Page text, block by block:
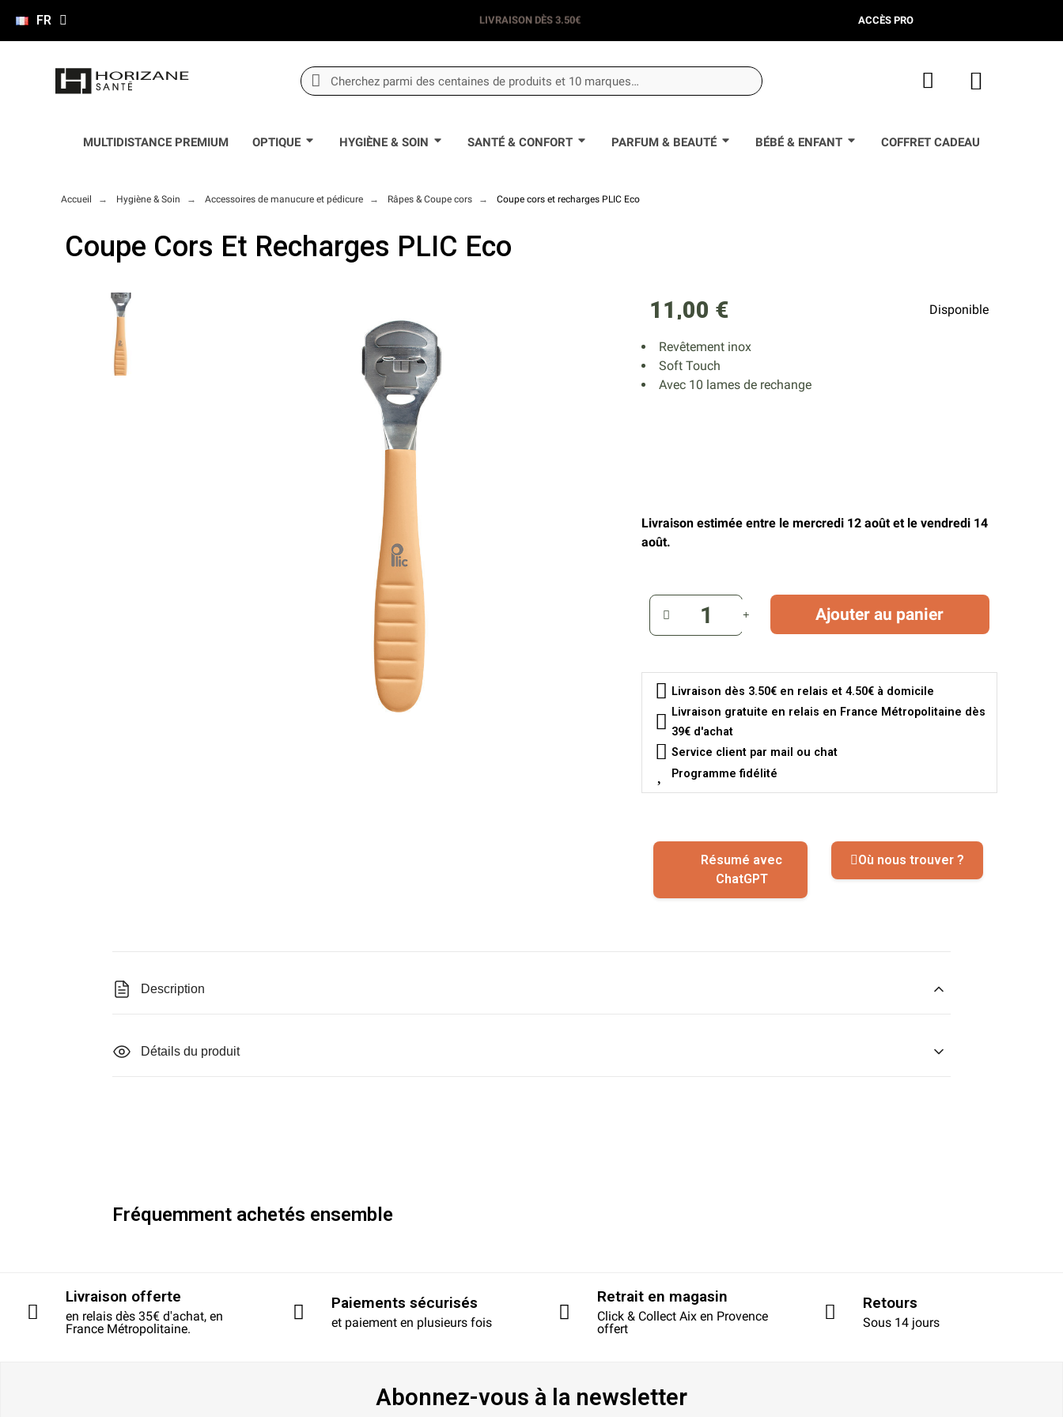
FR LIVRAISON DÈS 3.50€ ACCÈS PRO
MULTIDISTANCE PREMIUM OPTIQUE HYGIÈNE & SOIN SANTÉ & CONFORT PARFUM & BEAUTÉ BÉBÉ & ENFANT COFFRET CADEAU
Accueil Hygiène & Soin Accessoires de manucure et pédicure Râpes & Coupe cors Coupe cors et recharges PLIC Eco
Coupe Cors Et Recharges PLIC Eco
11,00 € Disponible
Revêtement inox
Soft Touch
Avec 10 lames de rechange
Livraison estimée entre le mercredi 12 août et le vendredi 14
août.
Ajouter au panier
Livraison dès 3.50€ en relais et 4.50€ à domicile
Livraison gratuite en relais en France Métropolitaine dès
39€ d'achat
Service client par mail ou chat
Programme fidélité
Résumé avec
ChatGPT
Où nous trouver ?
Description
Détails du produit
Fréquemment achetés ensemble
Livraison offerte
en relais dès 35€ d'achat, en
France Métropolitaine.
Paiements sécurisés
et paiement en plusieurs fois
Retrait en magasin
Click & Collect Aix en Provence
offert
Retours
Sous 14 jours
Abonnez-vous à la newsletter